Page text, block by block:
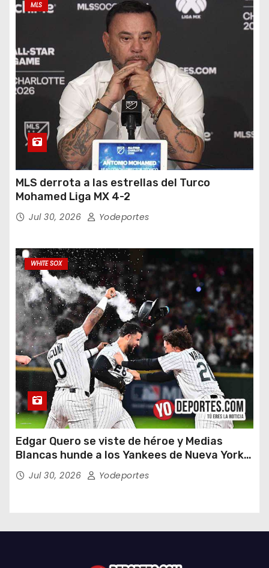
MLS
MLS derrota a las estrellas del Turco
Mohamed Liga MX 4-2
Jul 30, 2026 Yodeportes
WHITE SOX
Edgar Quero se viste de héroe y Medias
Blancas hunde a los Yankees de Nueva York
en doce entradas
Jul 30, 2026 Yodeportes